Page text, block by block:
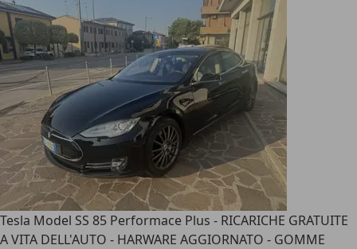
Tesla Model SS 85 Performace Plus - RICARICHE GRATUITE
A VITA DELL'AUTO - HARWARE AGGIORNATO - GOMME